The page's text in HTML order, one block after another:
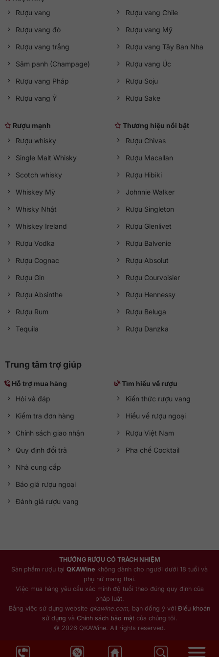
Hỗ trợ khách hàng
Bán hàng:sales@qkawine.com
qkawine@gmail.com
Cửa hàng QKAWine
Trụ sở chính:Tầng 1, số 12A, lô TT02, KĐT HDMon (Hải
Đăng City), Phường Mỹ Đình 2, Quận Nam Từ Liêm, Thành
Giờ hoạt động
Rượu vang
Rượu vang đỏ
Rượu vang trắng
Sâm panh (Champage)
Rượu vang Pháp
Rượu vang Ý
Rượu vang Chile
Rượu vang Mỹ
Rượu vang Tây Ban Nha
Rượu vang Úc
Rượu Soju
Rượu Sake
Rượu mạnh
Rượu whisky
Single Malt Whisky
Scotch whisky
Whiskey Mỹ
Whisky Nhật
Whiskey Ireland
Rượu Vodka
Rượu Cognac
Rượu Gin
Rượu Absinthe
Rượu Rum
Tequila
Thương hiệu nổi bật
Rượu Chivas
Rượu Macallan
Rượu Hibiki
Johnnie Walker
Rượu Singleton
Rượu Glenlivet
Rượu Balvenie
Rượu Absolut
Rượu Courvoisier
Rượu Hennessy
Rượu Beluga
Rượu Danzka
Trung tâm trợ giúp
Hỗ trợ mua hàng
Hỏi và đáp
Kiểm tra đơn hàng
Chính sách giao nhận
Quy định đổi trả
Nhà cung cấp
Báo giá rượu ngoại
Đánh giá rượu vang
Tìm hiểu về rượu
Kiến thức rượu vang
Hiểu về rượu ngoại
Rượu Việt Nam
Pha chế Cocktail
THƯỞNG RƯỢU CÓ TRÁCH NHIỆM
Sản phẩm rượu tại QKAWine không dành cho người dưới 18 tuổi và
phụ nữ mang thai.
Việc mua hàng yêu cầu xác minh độ tuổi theo đúng quy định của
pháp luật.
Bằng việc sử dụng website qkawine.com , bạn đồng ý với Điều khoản
sử dụng và Chính sách bảo mậtcủa chúng tôi.
© 2026 QKAWine. All rights reserved.